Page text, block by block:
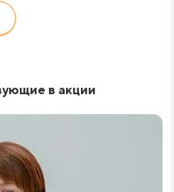
в акции